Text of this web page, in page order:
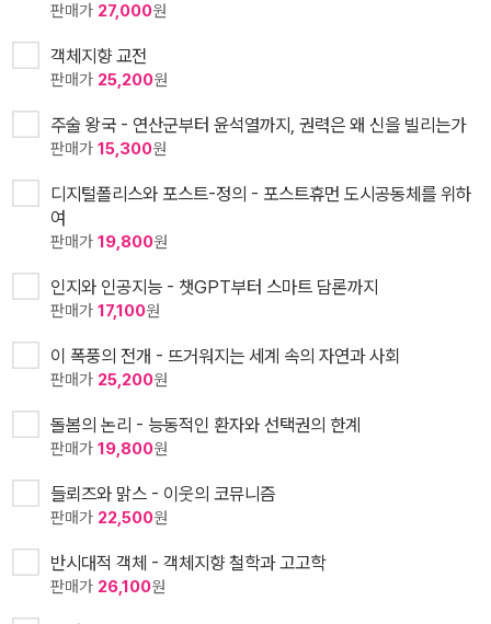
판매가 27,000원
객체지향 교전
판매가 25,200원
주술 왕국 - 연산군부터 윤석열까지, 권력은 왜 신을 빌리는가
판매가 15,300원
디지털폴리스와 포스트-정의 - 포스트휴먼 도시공동체를 위하
여
판매가 19,800원
인지와 인공지능 - 챗GPT부터 스마트 담론까지
판매가 17,100원
이 폭풍의 전개 - 뜨거워지는 세계 속의 자연과 사회
판매가 25,200원
돌봄의 논리 - 능동적인 환자와 선택권의 한계
판매가 19,800원
들뢰즈와 맑스 - 이웃의 코뮤니즘
판매가 22,500원
반시대적 객체 - 객체지향 철학과 고고학
판매가 26,100원